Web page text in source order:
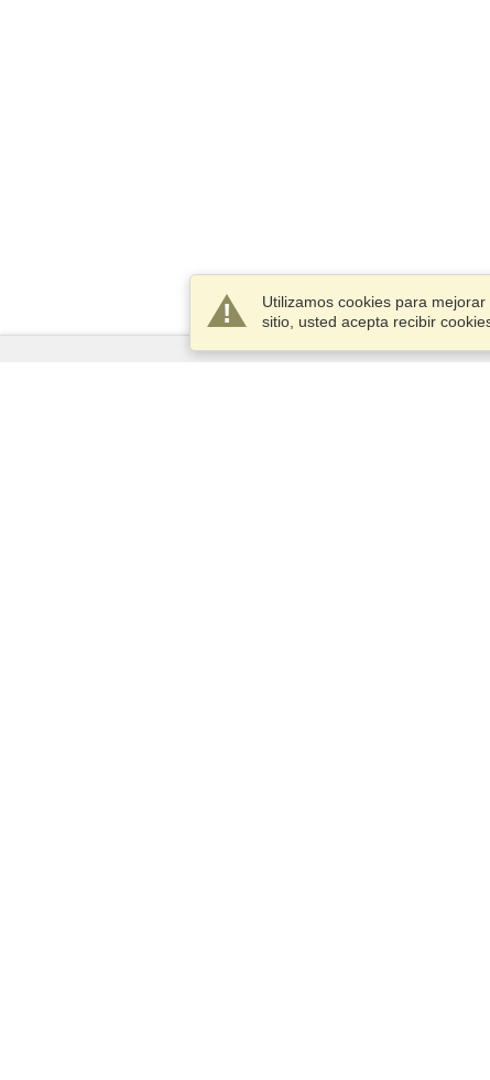
Utilizamos cookies para
sitio, usted acepta recibir